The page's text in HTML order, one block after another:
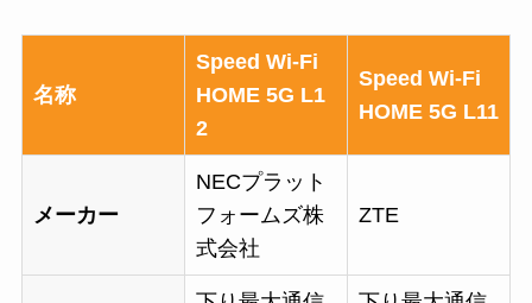
名称
Speed Wi-Fi
HOME 5G L1
2
Speed Wi-Fi
HOME 5G L11
メーカー
NECプラット
フォームズ株
式会社
ZTE